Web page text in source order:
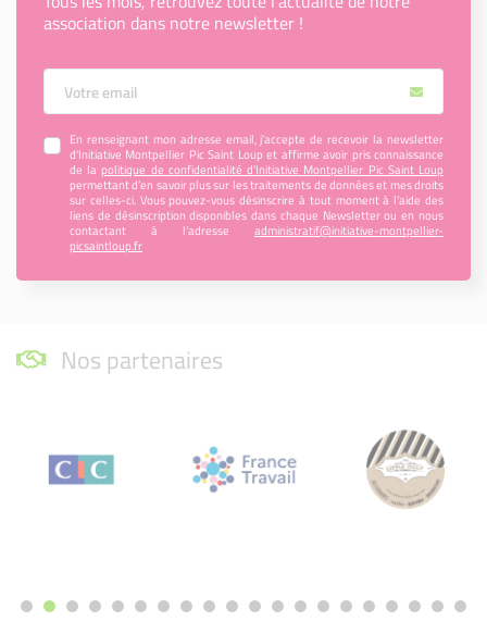
association dans notre newsletter !
Votre Email
En renseignant mon adresse email, j’accepte de recevoir la newsletter
d'Initiative Montpellier Pic Saint Loup et affirme avoir pris connaissance
de la politique de confidentialité d’Initiative Montpellier Pic Saint Loup
permettant d’en savoir plus sur les traitements de données et mes droits
sur celles-ci. Vous pouvez-vous désinscrire à tout moment à l’aide des
liens de désinscription disponibles dans chaque Newsletter ou en nous
contactant à l’adresse administratif@initiative-montpellier-
picsaintloup.fr
Nos partenaires